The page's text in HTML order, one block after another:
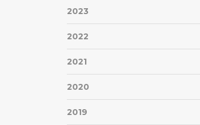
2023
2022
2021
2020
2019